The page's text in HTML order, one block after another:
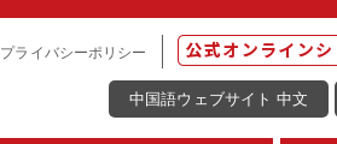
プライバシーポリシー
中国語ウェブサイト 中文